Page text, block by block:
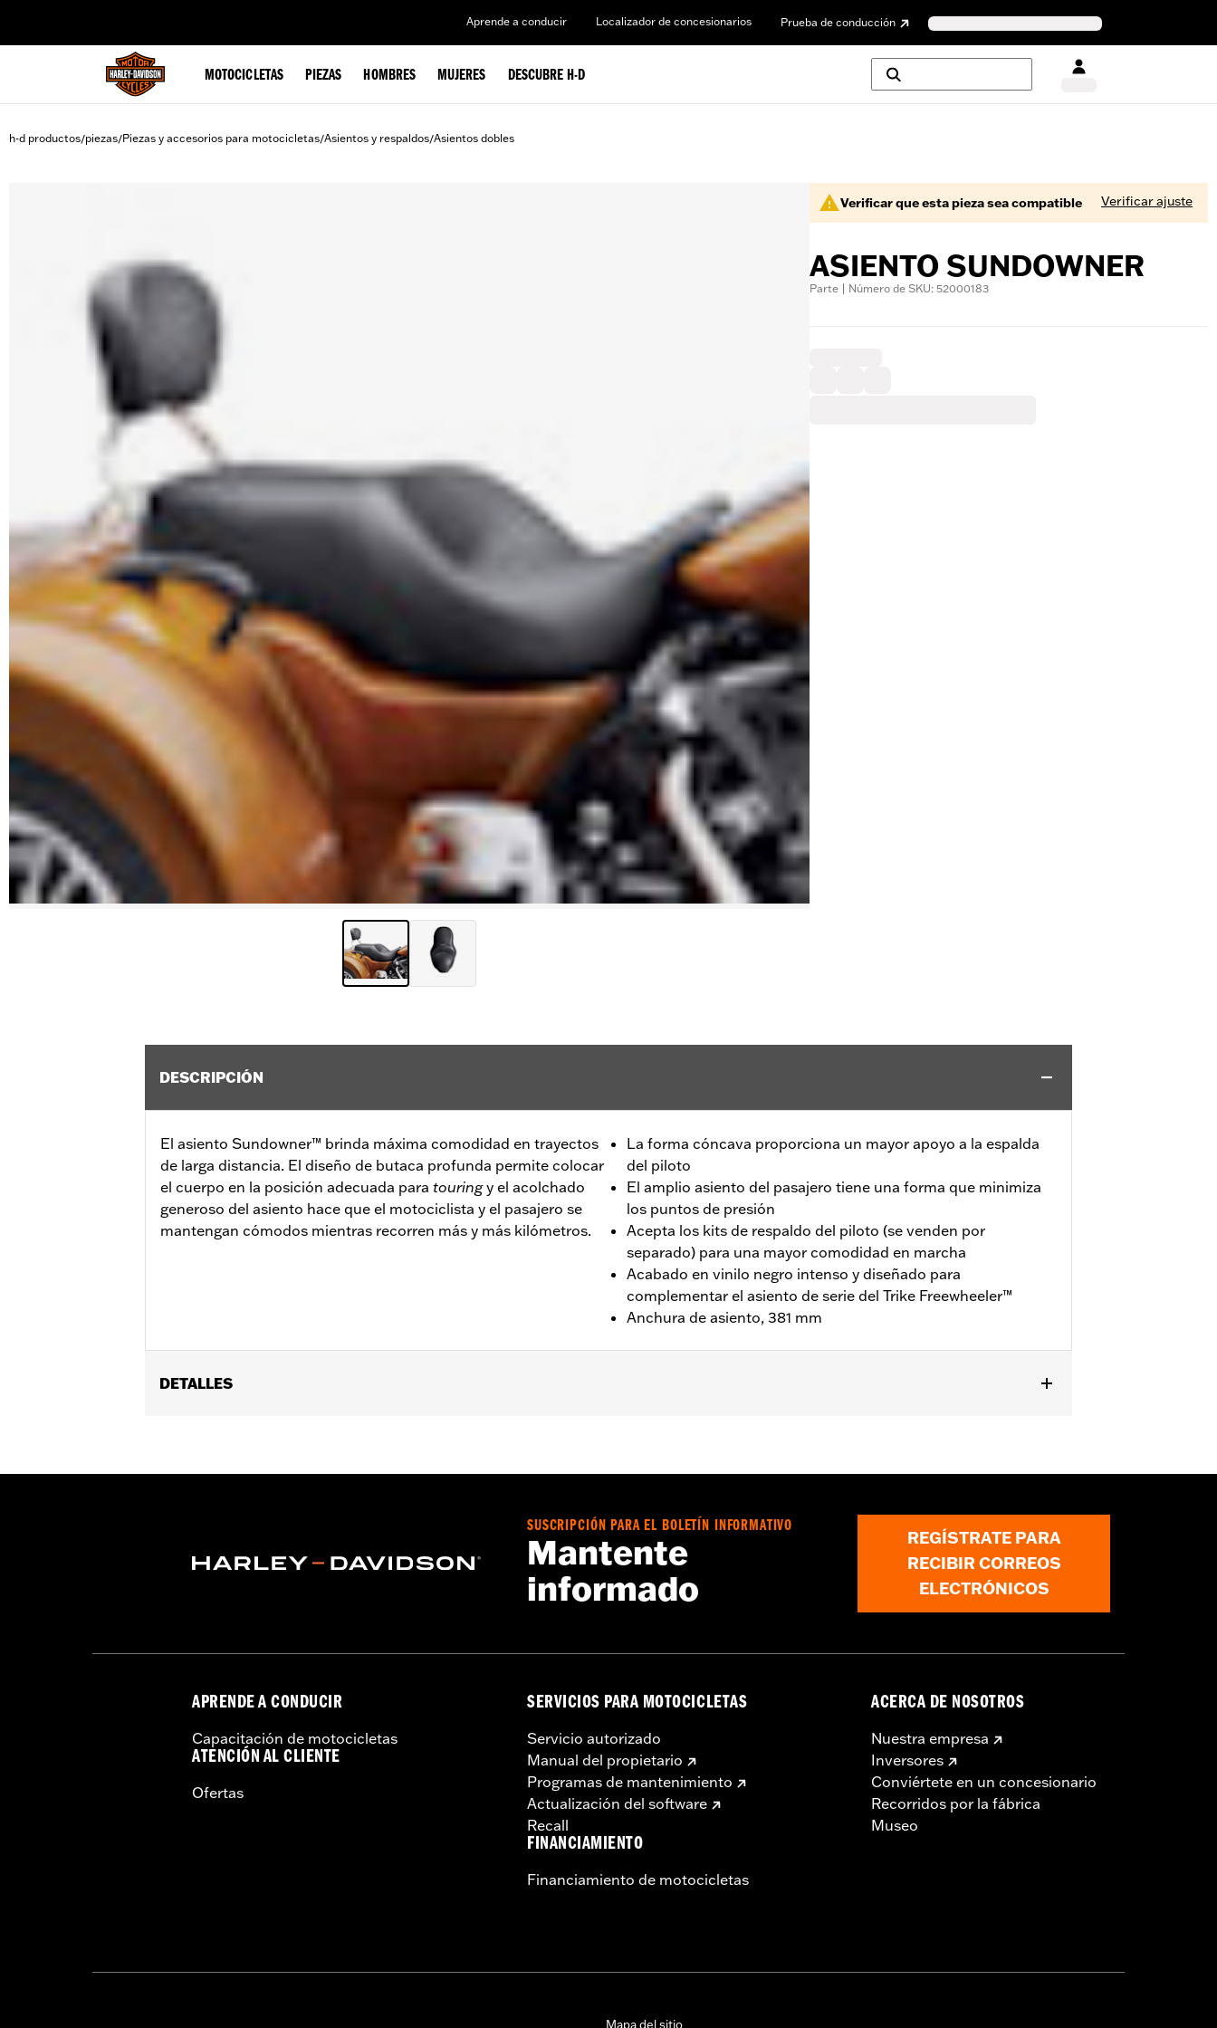
Aprende a conducir Localizador de concesionarios Prueba de conducción
MOTOCICLETAS PIEZAS HOMBRES MUJERES DESCUBRE H-D
h-d productos/piezas/Piezas y accesorios para motocicletas/Asientos y respaldos/Asientos dobles
Verificar que esta pieza sea compatible Verificar ajuste
ASIENTO SUNDOWNER
Parte | Número de SKU: 52000183
DESCRIPCIÓN
El asiento Sundowner™ brinda máxima comodidad en trayectos
de larga distancia. El diseño de butaca profunda permite colocar
el cuerpo en la posición adecuada para touringy el acolchado
generoso del asiento hace que el motociclista y el pasajero se
mantengan cómodos mientras recorren más y más kilómetros.
La forma cóncava proporciona un mayor apoyo a la espalda
del piloto
El amplio asiento del pasajero tiene una forma que minimiza
los puntos de presión
Acepta los kits de respaldo del piloto (se venden por
separado) para una mayor comodidad en marcha
Acabado en vinilo negro intenso y diseñado para
complementar el asiento de serie del Trike Freewheeler™
Anchura de asiento, 381 mm
DETALLES
vinRequerido:false
www.h-d.com/warranty
SUSCRIPCIÓN PARA EL BOLETÍN INFORMATIVO
Mantente
informado
REGÍSTRATE PARA
RECIBIR CORREOS
ELECTRÓNICOS
APRENDE A CONDUCIR
Capacitación de motocicletas
ATENCIÓN AL CLIENTE
Ofertas
SERVICIOS PARA MOTOCICLETAS
Servicio autorizado
Manual del propietario
Programas de mantenimiento
Actualización del software
Recall
FINANCIAMIENTO
Financiamiento de motocicletas
ACERCA DE NOSOTROS
Nuestra empresa
Inversores
Conviértete en un concesionario
Recorridos por la fábrica
Museo
Mapa del sitio